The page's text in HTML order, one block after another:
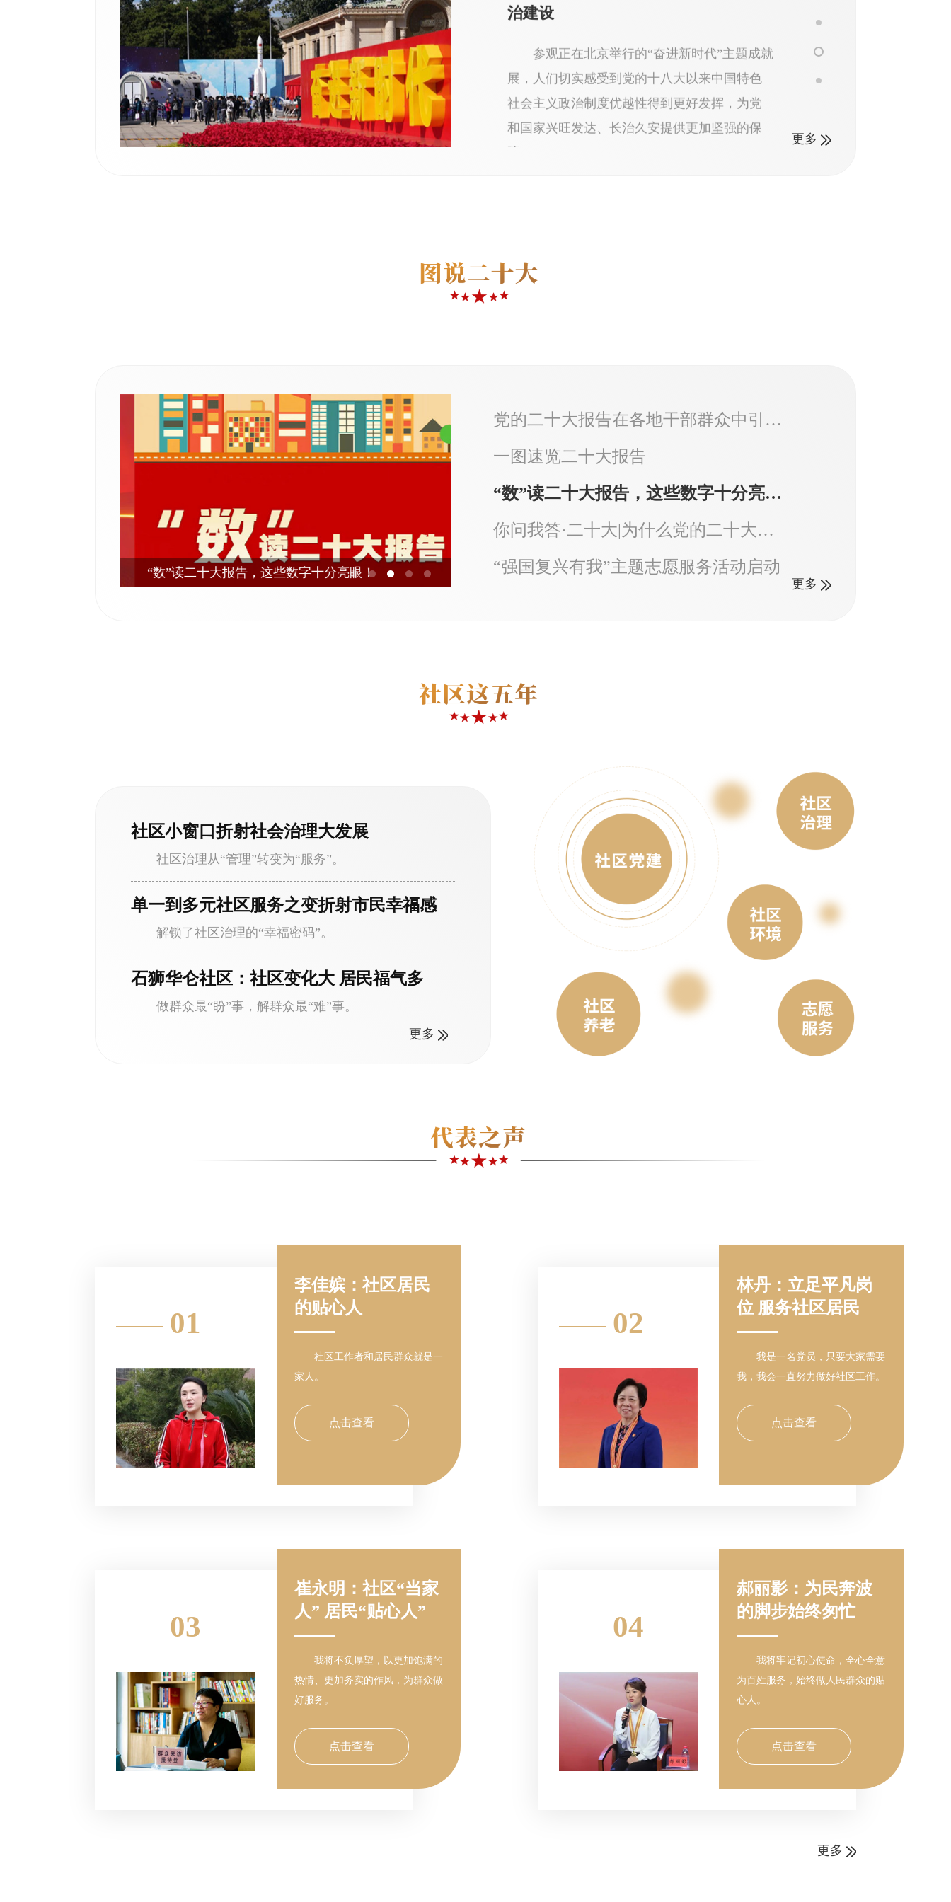
治建设
参观正在北京举行的“奋进新时代”主题成就
展，人们切实感受到党的十八大以来中国特色
社会主义政治制度优越性得到更好发挥，为党
和国家兴旺发达、长治久安提供更加坚强的保
障。
欢迎的主题文明实践活动，平实务实、温暖热
烈，在润物无声中引导群众自信自强、踔厉奋
全党全国各族人民要在党的旗帜下团结
成“一块坚硬的钢铁”，心往一处想、劲往一处
扬帆远航。
更多
“数”读二十大报告，这些数字十分亮眼！ 你问我答·二十大|为什么党的二十大如此重要？
党的二十大报告在各地干部群众中引起强烈反响
一图速览二十大报告
“数”读二十大报告，这些数字十分亮眼！
你问我答·二十大|为什么党的二十大如此重要？
“强国复兴有我”主题志愿服务活动启动
更多
社区小窗口折射社会治理大发展
社区治理从“管理”转变为“服务”。
单一到多元社区服务之变折射市民幸福感
解锁了社区治理的“幸福密码”。
石狮华仑社区：社区变化大 居民福气多
做群众最“盼”事，解群众最“难”事。
更多
01
李佳嫔：社区居民
的贴心人
社区工作者和居民群众就是一
家人。
点击查看
02
林丹：立足平凡岗
位 服务社区居民
我是一名党员，只要大家需要
我，我会一直努力做好社区工作。
点击查看
03
崔永明：社区“当家
人” 居民“贴心人”
我将不负厚望，以更加饱满的
热情、更加务实的作风，为群众做
好服务。
点击查看
04
郝丽影：为民奔波
的脚步始终匆忙
我将牢记初心使命，全心全意
为百姓服务，始终做人民群众的贴
心人。
点击查看
更多